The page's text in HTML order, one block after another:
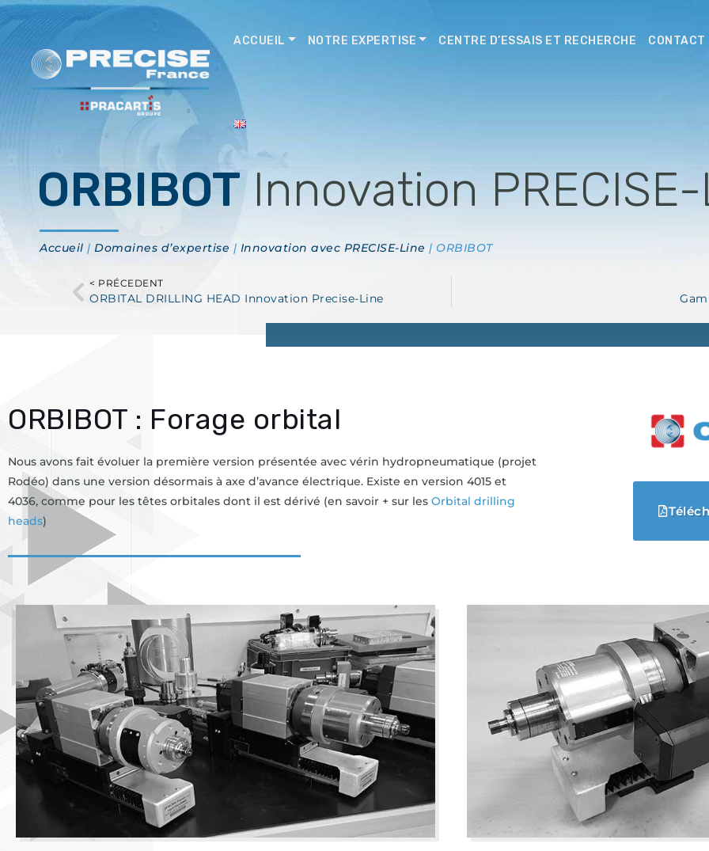
ACCUEIL NOTRE EXPERTISE CENTRE D’ESSAIS ET RECHERCHE CONTACT
ORBIBOTInnovation PRECISE-
Accueil | Domaines d’expertise | Innovation avec PRECISE-Line | ORBIBOT
< PRÉCEDENT
ORBITAL DRILLING HEAD Innovation Precise-Line
ORBIBOT : Forage orbital
Nous avons fait évoluer la première version présentée avec vérin hydropneumatique (projet
Rodéo) dans une version désormais à axe d’avance électrique. Existe en version 4015 et
4036, comme pour les têtes orbitales dont il est dérivé (en savoir + sur les Orbital drilling
heads)